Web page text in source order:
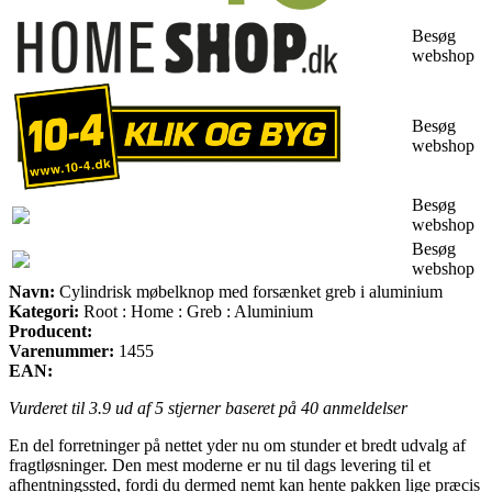
Besøg
webshop
Besøg
webshop
Besøg
webshop
Besøg
webshop
Navn: Cylindrisk møbelknop med forsænket greb i aluminium
Kategori: Root : Home : Greb : Aluminium
Producent:
Varenummer: 1455
EAN:
Vurderet til 3.9 ud af 5 stjerner baseret på 40 anmeldelser
En del forretninger på nettet yder nu om stunder et bredt udvalg af
fragtløsninger. Den mest moderne er nu til dags levering til et
afhentningssted, fordi du dermed nemt kan hente pakken lige præcis